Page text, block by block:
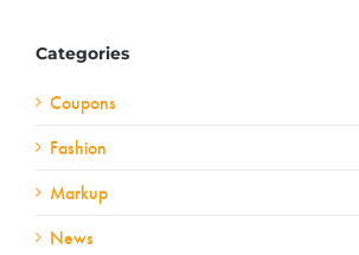
Categories
Coupons
Fashion
Markup
News